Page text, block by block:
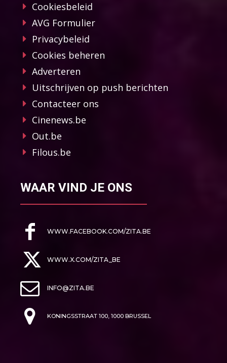
Cookiesbeleid
AVG Formulier
Privacybeleid
Cookies beheren
Adverteren
Uitschrijven op push berichten
Contacteer ons
Cinenews.be
Out.be
Filous.be
WAAR VIND JE ONS
WWW.FACEBOOK.COM/ZITA.BE
WWW.X.COM/ZITA_BE
INFO@ZITA.BE
KONINGSSTRAAT 100, 1000 BRUSSEL